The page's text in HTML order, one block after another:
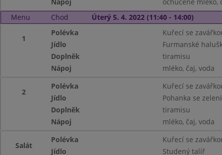
Menu
Chod Úterý 5. 4. 2022 (11:40 - 14:00)
1
Polévka
Kuřecí se
Jídlo
Furmanské
Doplněk
tiramisu
Nápoj
mléko, čaj, voda
2
Polévka
Kuřecí se
Jídlo
Pohanka se
Doplněk
tiramisu
Nápoj
mléko, čaj, voda
Salát
Polévka
Kuřecí se
Jídlo
Studený talíř